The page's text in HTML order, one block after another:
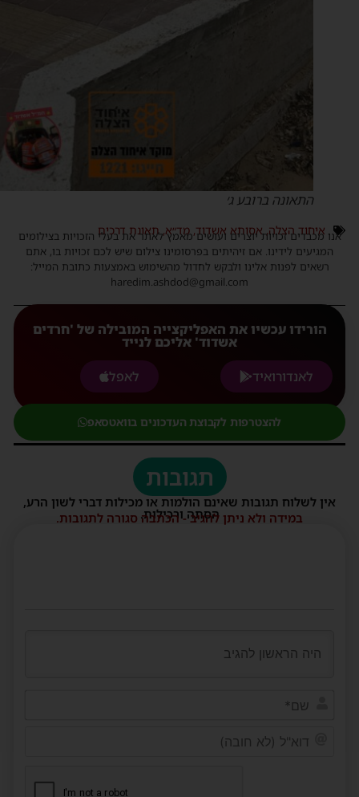
התאונה ברובע ג׳
איחוד הצלה,אסותא אשדוד,מד״א,תאונת דרכים
אנו מכבדים זכויות יוצרים ועושים מאמץ לאתר את בעלי הזכויות בצילומים
המגיעים לידינו. אם זיהיתים בפרסומינו צילום שיש לכם זכויות בו, אתם
רשאים לפנות אלינו ולבקש לחדול מהשימוש באמצעות כתובת המייל:
haredim.ashdod@gmail.com
הורידו עכשיו את האפליקצייה המובילה של 'חרדים
אשדוד' אליכם לנייד
לאנדורואיד
לאפל
להצטרפות לקבוצת העדכונים בוואטסאפ
תגובות
אין לשלוח תגובות שאינם הולמות או מכילות דברי לשון הרע,
הסתה ורכילות.
במידה ולא ניתן להגיב - הכתבה סגורה לתגובות.